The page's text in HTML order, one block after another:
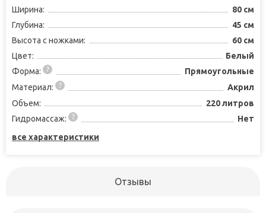
Ширина:
80 см
Глубина:
45 см
Высота с ножками:
60 см
Цвет:
Белый
Форма:
Прямоугольные
Материал:
Акрил
Объем:
220 литров
Гидромассаж:
Нет
все характеристики
Отзывы